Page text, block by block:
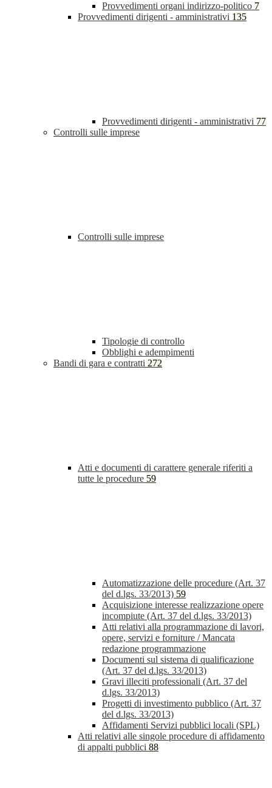
Provvedimenti organi indirizzo-politico 7
Provvedimenti dirigenti - amministrativi 135
Provvedimenti dirigenti - amministrativi 77
Controlli sulle imprese
Controlli sulle imprese
Tipologie di controllo
Obblighi e adempimenti
Bandi di gara e contratti 272
Atti e documenti di carattere generale riferiti a
tutte le procedure 59
Automatizzazione delle procedure (Art. 37
del d.lgs. 33/2013) 59
Acquisizione interesse realizzazione opere
incompiute (Art. 37 del d.lgs. 33/2013)
Atti relativi alla programmazione di lavori,
opere, servizi e forniture / Mancata
redazione programmazione
Documenti sul sistema di qualificazione
(Art. 37 del d.lgs. 33/2013)
Gravi illeciti professionali (Art. 37 del
d.lgs. 33/2013)
Progetti di investimento pubblico (Art. 37
del d.lgs. 33/2013)
Affidamenti Servizi pubblici locali (SPL)
Atti relativi alle singole procedure di affidamento
di appalti pubblici 88